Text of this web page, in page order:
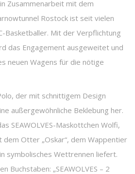
Zusammenarbeit mit dem
Rostock ist seit vielen
Basketballer. Mit der Verpflichtung
das Engagement ausgeweitet und
neuen Wagens für die nötige
der mit schnittigem Design
außergewöhnliche Beklebung her.
SEAWOLVES-Maskottchen Wolfi,
dem Otter „Oskar“, dem Wappentier
symbolisches Wettrennen liefert.
Buchstaben: „SEAWOLVES – 2